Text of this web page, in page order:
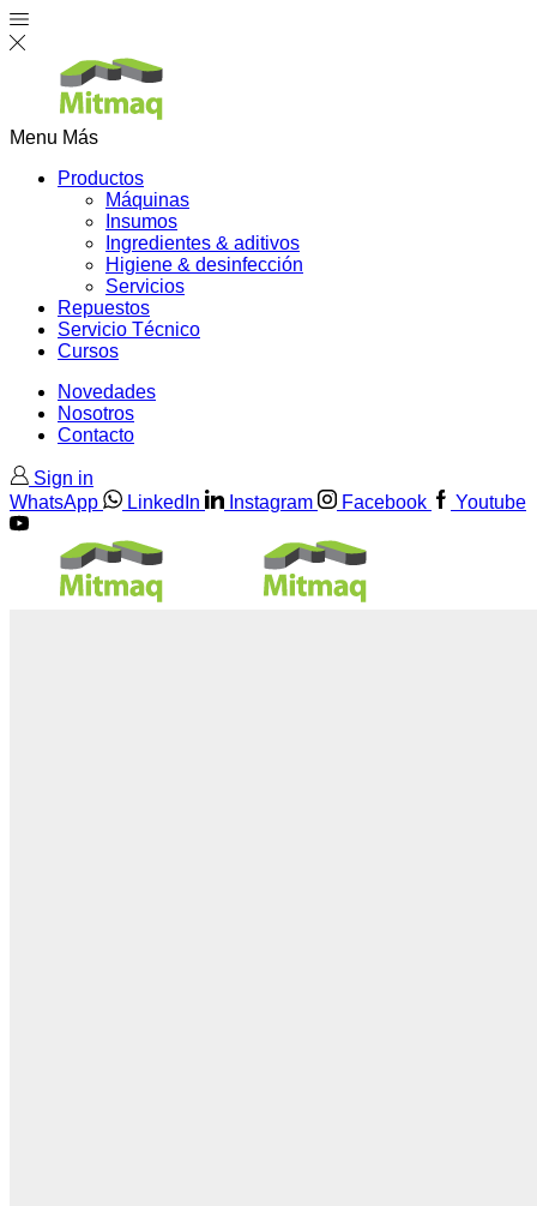
Menu Más
Productos
Máquinas
Insumos
Ingredientes & aditivos
Higiene & desinfección
Servicios
Repuestos
Servicio Técnico
Cursos
Novedades
Nosotros
Contacto
Sign in
WhatsApp
LinkedIn Instagram Facebook Youtube